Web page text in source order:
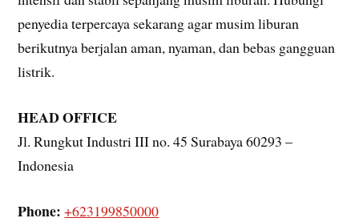
penyedia terpercaya sekarang agar musim liburan
berikutnya berjalan aman, nyaman, dan bebas gangguan
listrik.
HEAD OFFICE
Jl. Rungkut Industri III no. 45 Surabaya 60293 –
Indonesia
Phone: +623199850000